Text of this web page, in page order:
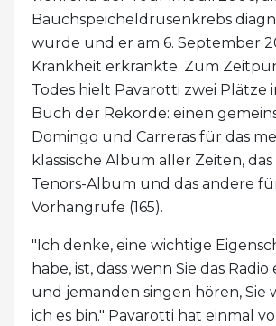
Bauchspeicheldrüsenkrebs
wurde und er am 6. September
Krankheit erkrankte. Zum
Todes hielt Pavarotti zwei Plätze
Buch der Rekorde: einen
Domingo und Carreras für das
klassische Album aller Zeiten,
Tenors-Album und das andere
Vorhangrufe (165).
"Ich denke, eine wichtige
habe, ist, dass wenn Sie das
und jemanden singen hören, Sie
ich es bin." Pavarotti hat einmal